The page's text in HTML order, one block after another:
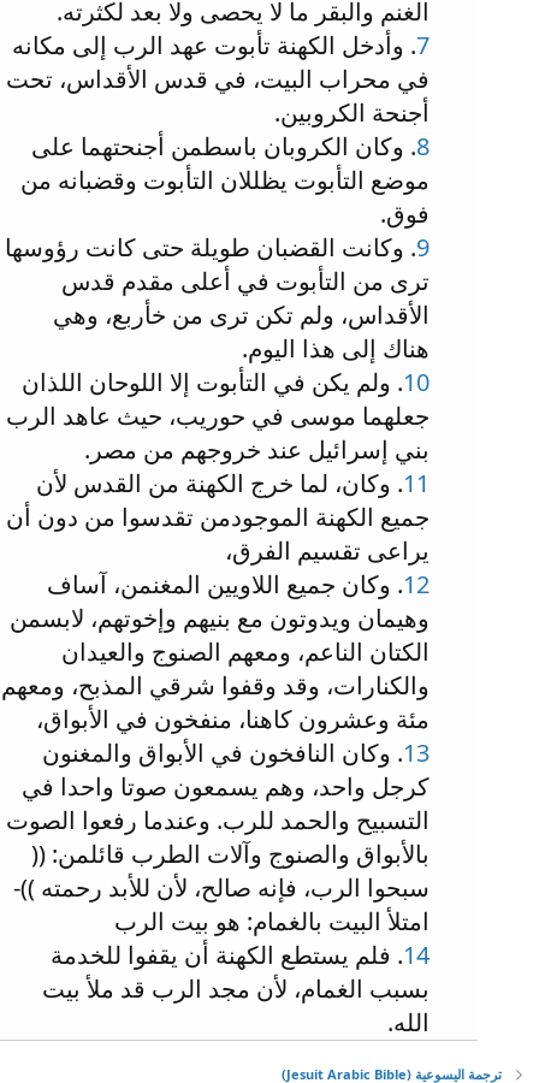
الغنم والبقر ما لا يحصى ولا بعد لكثرته.
7. وأدخل الكهنة تأبوت عهد الرب إلى مكانه
في محراب البيت، في قدس الأقداس، تحت
أجنحة الكروبين.
8. وكان الكروبان باسطمن أجنحتهما على
موضع التأبوت يظللان التأبوت وقضبانه من
فوق.
9. وكانت القضبان طويلة حتى كانت رؤوسها
ترى من التأبوت في أعلى مقدم قدس
الأقداس، ولم تكن ترى من خأربع، وهي
هناك إلى هذا اليوم.
10. ولم يكن في التأبوت إلا اللوحان اللذان
جعلهما موسى في حوريب، حيث عاهد الرب
بني إسرائيل عند خروجهم من مصر.
11. وكان، لما خرج الكهنة من القدس لأن
جميع الكهنة الموجودمن تقدسوا من دون أن
يراعى تقسيم الفرق،
12. وكان جميع اللاويين المغنمن، آساف
وهيمان ويدوتون مع بنيهم وإخوتهم، لابسمن
الكتان الناعم، ومعهم الصنوج والعيدان
والكنارات، وقد وقفوا شرقي المذبح، ومعهم
مئة وعشرون كاهنا، منفخون في الأبواق،
13. وكان النافخون في الأبواق والمغنون
كرجل واحد، وهم يسمعون صوتا واحدا في
التسبيح والحمد للرب. وعندما رفعوا الصوت
بالأبواق والصنوج وآلات الطرب قائلمن: ((
سبحوا الرب، فإنه صالح، لأن للأبد رحمته ))-
امتلأ البيت بالغمام: هو بيت الرب
14. فلم يستطع الكهنة أن يقفوا للخدمة
بسبب الغمام، لأن مجد الرب قد ملأ بيت
الله.
ترجمة اليسوعية (Jesuit Arabic Bible)